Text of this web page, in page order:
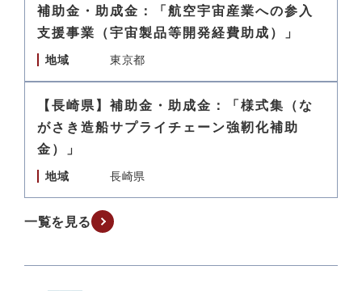
補助金・助成金：「航空宇宙産業への参入
支援事業（宇宙製品等開発経費助成）」
地域 東京都
【長崎県】補助金・助成金：「様式集（な
がさき造船サプライチェーン強靭化補助
金）」
地域 長崎県
一覧を見る